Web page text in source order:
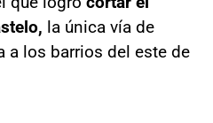
la única vía de
a los barrios del este de